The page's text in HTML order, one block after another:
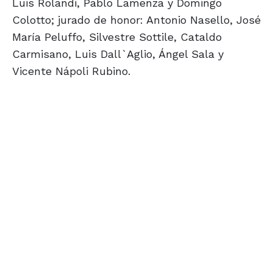
Luis Rolandi, Pablo Lamenza y Domingo
Colotto; jurado de honor: Antonio Nasello, José
María Peluffo, Silvestre Sottile, Cataldo
Carmisano, Luis Dall`Aglio, Ángel Sala y
Vicente Nápoli Rubino.